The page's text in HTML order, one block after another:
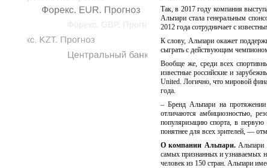
Так, в 2017 году компания
Альпари стала генеральным
2012 года сотрудничает с
К слову, Альпари окажет
сыграть с действующим
Вообще же, среди всех
известные российские и
United. Логично, что мировой
года.
– Бренд Альпари на протяжении
отличаются амбициозностью,
популяризацию спорта, в
понятнее для всех зрителей, —
О компании Альпари.Альпари
самых признанных и узнаваемых
человек из 150 стран. Альпари